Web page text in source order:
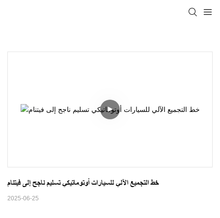
خط التجميع الآلي للسيارات أوتوماتيكي تسليم ناجح إلى فيتنام
2025-06-25